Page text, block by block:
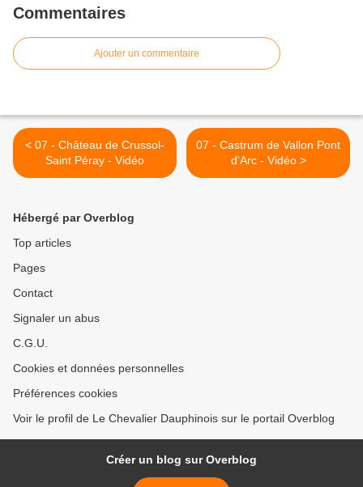
Commentaires
Ajouter un commentaire
< 07 - Château de Crussol-
Saint Péray - Vidéo
07 - Castrum de Vallon Pont
d'Arc - Vidéo >
Hébergé par Overblog
Top articles
Pages
Contact
Signaler un abus
C.G.U.
Cookies et données personnelles
Préférences cookies
Voir le profil de Le Chevalier Dauphinois sur le portail Overblog
Créer un blog sur Overblog